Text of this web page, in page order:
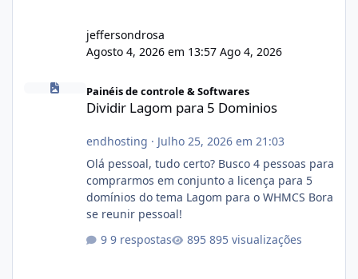
jeffersondrosa
Agosto 4, 2026 em 13:57 Ago 4, 2026
Dividir Lagom para 5 Dominios
Painéis de controle & Softwares
Dividir Lagom para 5 Dominios
endhosting · Julho 25, 2026 em 21:03
Olá pessoal, tudo certo? Busco 4 pessoas para
comprarmos em conjunto a licença para 5
domínios do tema Lagom para o WHMCS Bora
se reunir pessoal!
9 respostas
895 visualizações